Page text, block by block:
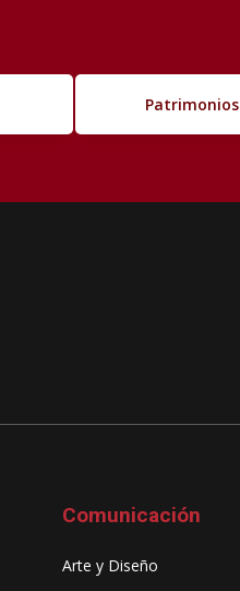
Patrimonios
Comunicación
Arte y Diseño